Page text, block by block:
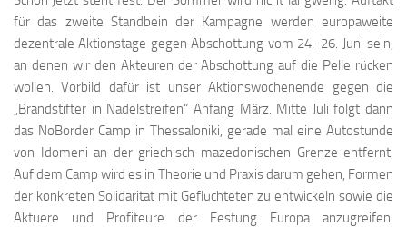
für das zweite Standbein der Kampagne werden europaweite
dezentrale Aktionstage gegen Abschottung vom 24.-26. Juni sein,
an denen wir den Akteuren der Abschottung auf die Pelle rücken
wollen. Vorbild dafür ist unser Aktionswochenende gegen die
„Brandstifter in Nadelstreifen“ Anfang März. Mitte Juli folgt dann
das NoBorder Camp in Thessaloniki, gerade mal eine Autostunde
von Idomeni an der griechisch-mazedonischen Grenze entfernt.
Auf dem Camp wird es in Theorie und Praxis darum gehen, Formen
der konkreten Solidarität mit Geflüchteten zu entwickeln sowie die
Aktuere und Profiteure der Festung Europa anzugreifen.